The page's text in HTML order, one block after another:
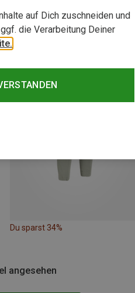
Du sparst 34%
angesehen
auf Dich zuschneiden und
die Verarbeitung Deiner